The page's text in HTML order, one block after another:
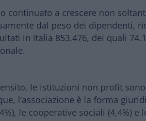
continuato a crescere non
dal peso dei dipendenti,
in Italia 853.476, dei quali
le istituzioni non profit sono
l’associazione è la forma
le cooperative sociali (4,4%) e